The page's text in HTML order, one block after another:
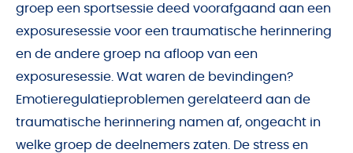
groep een sportsessie deed voorafgaand aan een
exposuresessie voor een traumatische herinnering
en de andere groep na afloop van een
exposuresessie. Wat waren de bevindingen?
Emotieregulatieproblemen gerelateerd aan de
traumatische herinnering namen af, ongeacht in
welke groep de deelnemers zaten. De stress en